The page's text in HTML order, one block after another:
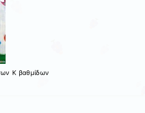
Κ βαθμίδων